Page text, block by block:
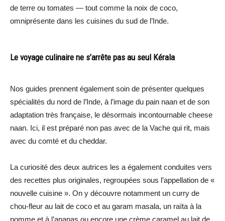
de terre ou tomates — tout comme la noix de coco,
omniprésente dans les cuisines du sud de l’Inde.
Le voyage culinaire ne s’arrête pas au seul Kérala
Nos guides prennent également soin de présenter quelques
spécialités du nord de l’Inde, à l’image du pain naan et de son
adaptation très française, le désormais incontournable cheese
naan. Ici, il est préparé non pas avec de la Vache qui rit, mais
avec du comté et du cheddar.
La curiosité des deux autrices les a également conduites vers
des recettes plus originales, regroupées sous l’appellation de «
nouvelle cuisine ». On y découvre notamment un curry de
chou-fleur au lait de coco et au garam masala, un raïta à la